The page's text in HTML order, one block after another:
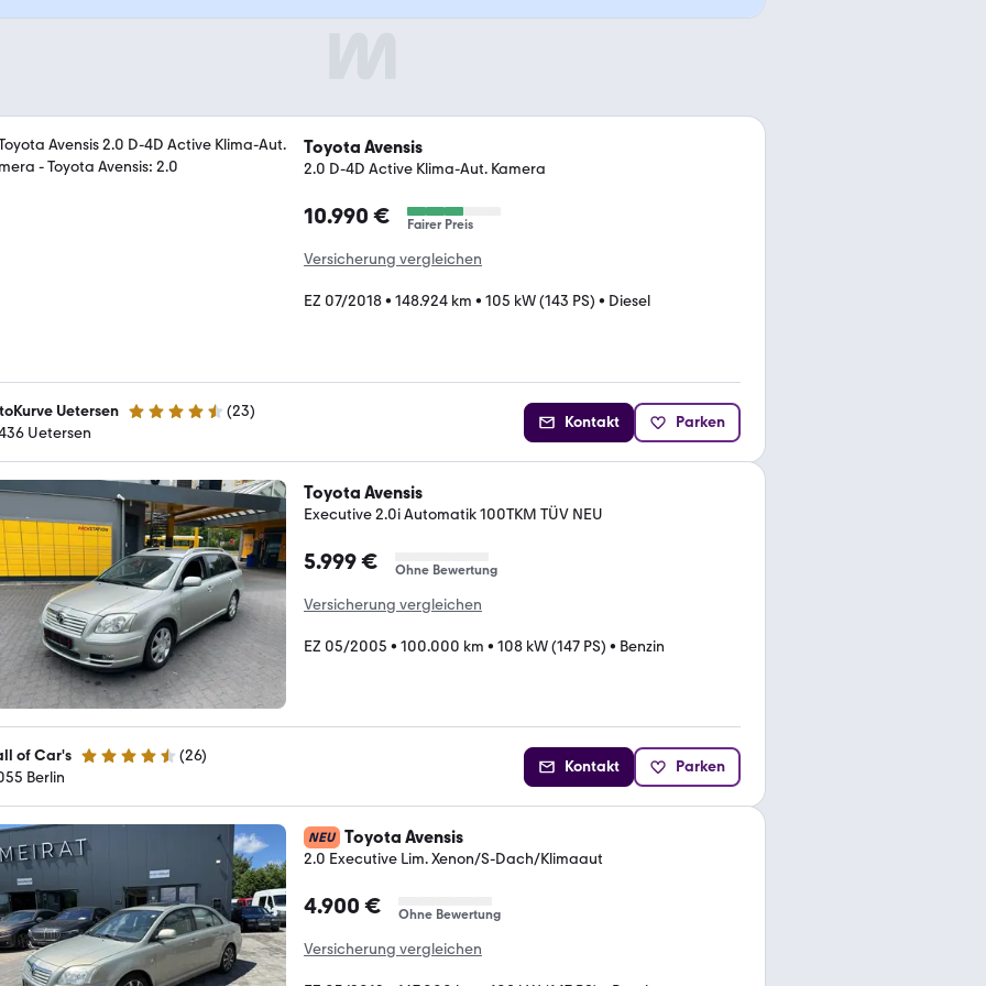
Toyota Avensis
2.0 D-4D Active Klima-Aut. Kamera
10.990 € Fairer Preis
Versicherung vergleichen
EZ 07/2018• 148.924 km • 105 kW (143 PS) • Diesel
Uetersen 4.5 Sterne (23)
Uetersen
Kontakt Parken
Toyota Avensis
Executive 2.0i Automatik 100TKM TÜV NEU
5.999 € Ohne Bewertung
Versicherung vergleichen
EZ 05/2005 • 100.000 km • 108 kW (147 PS) • Benzin
of Car's 4.3 Sterne (26)
Berlin
Kontakt Parken
NEU Toyota Avensis
2.0 Executive Lim. Xenon/S-Dach/Klimaaut
4.900 € Ohne Bewertung
Versicherung vergleichen